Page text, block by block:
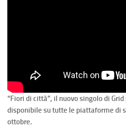
“Fiori di città”, il nuovo singolo di
disponibile su tutte le piattaforme di
ottobre.